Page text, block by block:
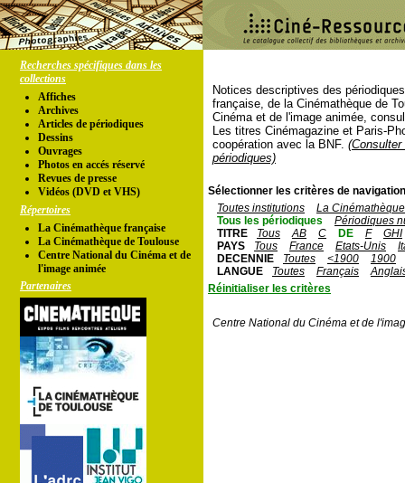
Recherches spécifiques dans les
collections
Affiches
Archives
Articles de périodiques
Dessins
Ouvrages
Photos en accés réservé
Revues de presse
Vidéos (DVD et VHS)
Répertoires
La Cinémathèque française
La Cinémathèque de Toulouse
Centre National du Cinéma et de
l'image animée
Partenaires
Notices descriptives des
française, de la Cinémathèque de
Cinéma et de l'image animée,
Les titres Cinémagazine et Paris-
coopération avec la BNF.
périodiques)
Sélectionner les critères de
Toutes institutions
La
Tous les périodiques
Périodiques
TITRE
Tous AB C DE F
GHI
PAYS
Tous France Etats-Unis
DECENNIE
Toutes <1900
1900
LANGUE
Toutes Français
Réinitialiser les critères
Centre National du Cinéma et de